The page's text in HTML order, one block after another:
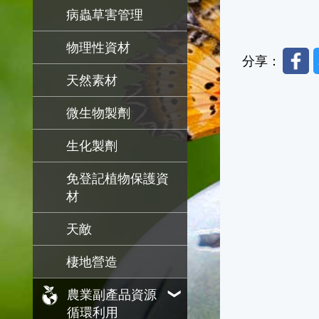
病蟲草害管理
物理性資材
天然素材
微生物製劑
生化製劑
免登記植物保護資
材
天敵
棲地營造
農業副產品資源
循環利用
分享：